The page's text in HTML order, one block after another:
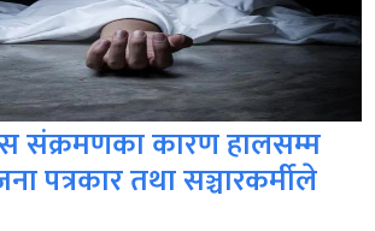
संक्रमणका कारण हालसम्म
पत्रकार तथा सञ्चारकर्मीले